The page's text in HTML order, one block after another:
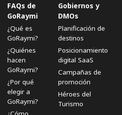
FAQs de
GoRaymi
¿Qué es
GoRaymi?
¿Quiénes
hacen
GoRaymi?
¿Por qué
elegir a
GoRaymi?
Gobiernos y
DMOs
Planificación de
destinos
Posicionamiento
digital SaaS
Campañas de
promoción
Héroes del
Turismo